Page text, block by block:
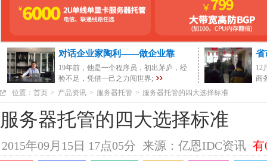
对话企业家陶利——做企业靠
19年前，他是一个程序员，初出茅庐，经
验不足，凭借一己之力闯世界;
省
12
商
位置： 首页 > 产品资讯 > 服务器托管 > 服务器托管的四大选择标准
服务器托管的四大选择标准
2015年09月15日 17点05分 来源：亿恩IDC资讯 有